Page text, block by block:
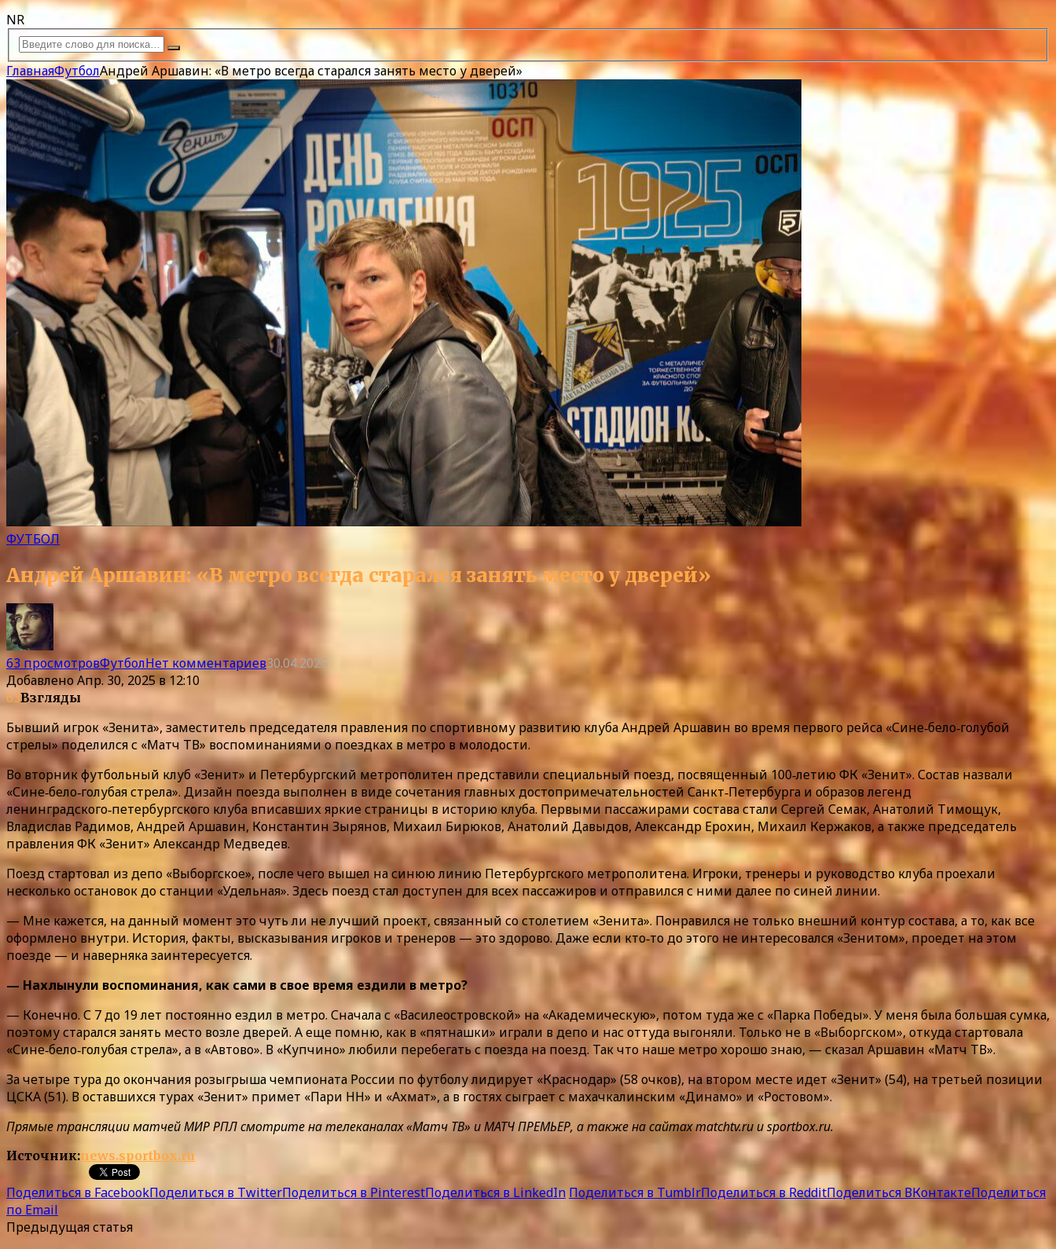
NR
ГлавнаяФутболАндрей Аршавин: «В метро всегда старался занять место у дверей»
ФУТБОЛ
Андрей Аршавин: «В метро всегда старался занять место у дверей»
63 просмотровФутболНет комментариев30.04.2025
ДобавленоАпр. 30, 2025 в 12:10
63Взгляды
Бывший игрок «Зенита», заместитель председателя правления по спортивному развитию клуба Андрей Аршавин во время первого рейса «Сине‑бело‑голубой
стрелы» поделился с «Матч ТВ» воспоминаниями о поездках в метро в молодости.
Во вторник футбольный клуб «Зенит» и Петербургский метрополитен представили специальный поезд, посвященный 100‑летию ФК «Зенит». Состав назвали
«Сине‑бело‑голубая стрела». Дизайн поезда выполнен в виде сочетания главных достопримечательностей Санкт‑Петербурга и образов легенд
ленинградского‑петербургского клуба вписавших яркие страницы в историю клуба. Первыми пассажирами состава стали Сергей Семак, Анатолий Тимощук,
Владислав Радимов, Андрей Аршавин, Константин Зырянов, Михаил Бирюков, Анатолий Давыдов, Александр Ерохин, Михаил Кержаков, а также председатель
правления ФК «Зенит» Александр Медведев.
Поезд стартовал из депо «Выборгское», после чего вышел на синюю линию Петербургского метрополитена. Игроки, тренеры и руководство клуба проехали
несколько остановок до станции «Удельная». Здесь поезд стал доступен для всех пассажиров и отправился с ними далее по синей линии.
— Мне кажется, на данный момент это чуть ли не лучший проект, связанный со столетием «Зенита». Понравился не только внешний контур состава, а то, как все
оформлено внутри. История, факты, высказывания игроков и тренеров — это здорово. Даже если кто‑то до этого не интересовался «Зенитом», проедет на этом
поезде — и наверняка заинтересуется.
— Нахлынули воспоминания, как сами в свое время ездили в метро?
— Конечно. С 7 до 19 лет постоянно ездил в метро. Сначала с «Василеостровской» на «Академическую», потом туда же с «Парка Победы». У меня была большая сумка,
поэтому старался занять место возле дверей. А еще помню, как в «пятнашки» играли в депо и нас оттуда выгоняли. Только не в «Выборгском», откуда стартовала
«Сине‑бело‑голубая стрела», а в «Автово». В «Купчино» любили перебегать с поезда на поезд. Так что наше метро хорошо знаю, — сказал Аршавин «Матч ТВ».
За четыре тура до окончания розыгрыша чемпионата России по футболу лидирует «Краснодар» (58 очков), на втором месте идет «Зенит» (54), на третьей позиции
ЦСКА (51). В оставшихся турах «Зенит» примет «Пари НН» и «Ахмат», а в гостях сыграет с махачкалинским «Динамо» и «Ростовом».
Прямые трансляции матчей МИР РПЛ смотрите на телеканалах «Матч ТВ» и МАТЧ ПРЕМЬЕР, а также на сайтах matchtv.ru и sportbox.ru.
Источник:news.sportbox.ru
Поделиться в FacebookПоделиться в TwitterПоделиться в PinterestПоделиться в LinkedIn Поделиться в TumblrПоделиться в RedditПоделиться ВКонтактеПоделиться
по Email
Предыдущая статья